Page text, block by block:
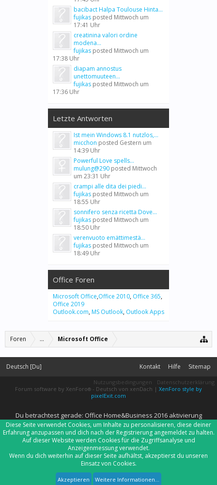
bacibact Halpa Toulouse Hinta...
fujikas posted Mittwoch um
17:41 Uhr
creatinina valori ordine
modena...
fujikas posted Mittwoch um
17:38 Uhr
diapam annostus
unettomuuteen...
fujikas posted Mittwoch um
17:36 Uhr
Letzte Antworten
Ist mein Windows 8.1 nutzlos,...
micchon posted Gestern um
14:39 Uhr
Powerful Love spells...
mulung@290 posted Mittwoch
um 23:31 Uhr
crampi alle dita dei piedi...
fujikas posted Mittwoch um
18:55 Uhr
sonnifero senza ricetta Dove...
fujikas posted Mittwoch um
18:50 Uhr
verenvuoto emättimestä...
fujikas posted Mittwoch um
18:49 Uhr
Office Foren
Microsoft Office,Office 2010, Office 365,
Office 2019
Outlook.com, MS Outlook, Outlook Apps
Foren ... Microsoft Office
Deutsch [Du] Kontakt Hilfe Sitemap
Nutzungsbedingungen
Datenschutzerklärung
Forum software by XenForo® - Deutsch von xenDach | XenForo style by
pixelExit.com
Du betrachtest gerade: Office Home&Business 2016 aktivierung
Diese Seite verwendet Cookies, um Inhalte zu personalisieren, diese deiner
Erfahrung anzupassen und dich nach der Registrierung angemeldet zu halten.
Auf dieser Website werden Cookies für die Zugriffsanalyse und
Anzeigenmessung verwendet.
Wenn du dich weiterhin auf dieser Seite aufhältst, akzeptierst du unseren
Einsatz von Cookies.
Akzeptieren Weitere Informationen...